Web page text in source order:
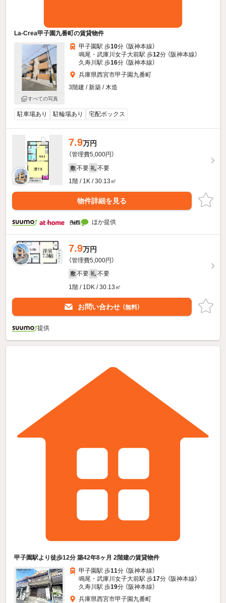
La-Crea甲子園九番町の賃貸物件
すべての写真
甲子園駅 歩10分 （阪神本線）
鳴尾・武庫川女子大前駅 歩12分 （阪神本線）
久寿川駅 歩16分 （阪神本線）
兵庫県西宮市甲子園九番町
3階建 / 新築 / 木造
駐車場あり 駐輪場あり 宅配ボックス
7.9万円
（管理費5,000円）
敷 不要 礼 不要
1階 / 1K / 30.13㎡
物件詳細を見る
ほか提供
7.9万円
（管理費5,000円）
敷 不要 礼 不要
1階 / 1DK / 30.13㎡
お問い合わせ （無料）
提供
甲子園駅より徒歩12分 築42年8ヶ月 2階建の賃貸物件
甲子園駅 歩11分 （阪神本線）
鳴尾・武庫川女子大前駅 歩17分 （阪神本線）
久寿川駅 歩19分 （阪神本線）
兵庫県西宮市甲子園九番町